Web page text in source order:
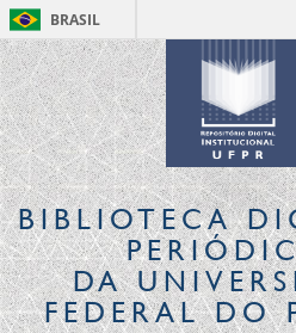
BRASIL
BIBLIOTECA
DA
FEDERAL DO